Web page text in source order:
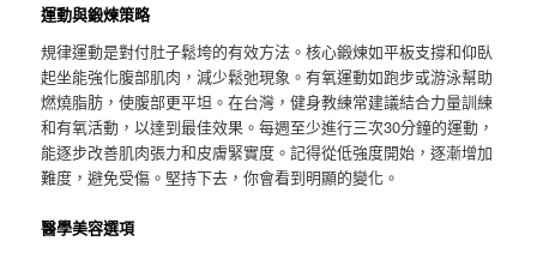
運動與鍛煉策略
規律運動是對付肚子鬆垮的有效方法。核心鍛煉如平板支撐和仰臥
起坐能強化腹部肌肉，減少鬆弛現象。有氧運動如跑步或游泳幫助
燃燒脂肪，使腹部更平坦。在台灣，健身教練常建議結合力量訓練
和有氧活動，以達到最佳效果。每週至少進行三次30分鐘的運動，
能逐步改善肌肉張力和皮膚緊實度。記得從低強度開始，逐漸增加
難度，避免受傷。堅持下去，你會看到明顯的變化。
醫學美容選項